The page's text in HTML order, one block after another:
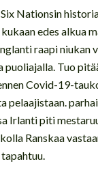
Nationsin
edes alkua
raapi
Tuo
Covid-19-
pelaajistaan.
Irlanti piti
Ranskaa